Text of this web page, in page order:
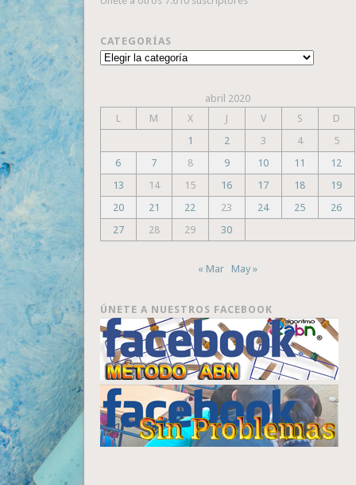
CATEGORÍAS
Categorías
abril 2020
L
M X J V S
D
1
2 3 4
5
6
7 8 9 10 11
12
13
14 15 16 17 18
19
20
21 22 23 24 25
26
27
28 29 30
« Mar May »
ÚNETE A NUESTROS FACEBOOK